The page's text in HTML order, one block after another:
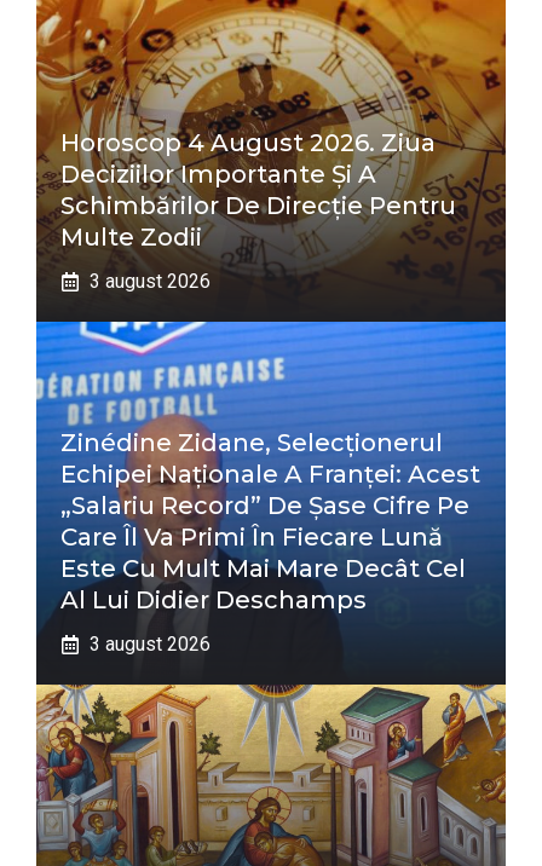
Horoscop 4 August 2026. Ziua
Deciziilor Importante Și A
Schimbărilor De Direcție Pentru
Multe Zodii
3 august 2026
Zinédine Zidane, Selecționerul
Echipei Naționale A Franței: Acest
„salariu Record” De Șase Cifre Pe
Care Îl Va Primi În Fiecare Lună
Este Cu Mult Mai Mare Decât Cel
Al Lui Didier Deschamps
3 august 2026